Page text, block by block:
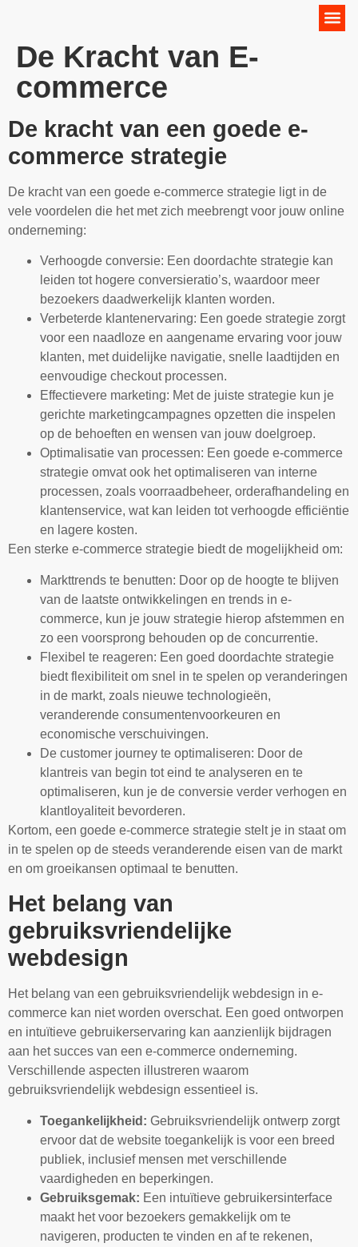
De Kracht van E-
commerce
De kracht van een goede e-
commerce strategie
De kracht van een goede e-commerce strategie ligt in de
vele voordelen die het met zich meebrengt voor jouw online
onderneming:
Verhoogde conversie: Een doordachte strategie kan
leiden tot hogere conversieratio’s, waardoor meer
bezoekers daadwerkelijk klanten worden.
Verbeterde klantenervaring: Een goede strategie zorgt
voor een naadloze en aangename ervaring voor jouw
klanten, met duidelijke navigatie, snelle laadtijden en
eenvoudige checkout processen.
Effectievere marketing: Met de juiste strategie kun je
gerichte marketingcampagnes opzetten die inspelen
op de behoeften en wensen van jouw doelgroep.
Optimalisatie van processen: Een goede e-commerce
strategie omvat ook het optimaliseren van interne
processen, zoals voorraadbeheer, orderafhandeling en
klantenservice, wat kan leiden tot verhoogde efficiëntie
en lagere kosten.
Een sterke e-commerce strategie biedt de mogelijkheid om:
Markttrends te benutten: Door op de hoogte te blijven
van de laatste ontwikkelingen en trends in e-
commerce, kun je jouw strategie hierop afstemmen en
zo een voorsprong behouden op de concurrentie.
Flexibel te reageren: Een goed doordachte strategie
biedt flexibiliteit om snel in te spelen op veranderingen
in de markt, zoals nieuwe technologieën,
veranderende consumentenvoorkeuren en
economische verschuivingen.
De customer journey te optimaliseren: Door de
klantreis van begin tot eind te analyseren en te
optimaliseren, kun je de conversie verder verhogen en
klantloyaliteit bevorderen.
Kortom, een goede e-commerce strategie stelt je in staat om
in te spelen op de steeds veranderende eisen van de markt
en om groeikansen optimaal te benutten.
Het belang van
gebruiksvriendelijke
webdesign
Het belang van een gebruiksvriendelijk webdesign in e-
commerce kan niet worden overschat. Een goed ontworpen
en intuïtieve gebruikerservaring kan aanzienlijk bijdragen
aan het succes van een e-commerce onderneming.
Verschillende aspecten illustreren waarom
gebruiksvriendelijk webdesign essentieel is.
Toegankelijkheid: Gebruiksvriendelijk ontwerp zorgt
ervoor dat de website toegankelijk is voor een breed
publiek, inclusief mensen met verschillende
vaardigheden en beperkingen.
Gebruiksgemak: Een intuïtieve gebruikersinterface
maakt het voor bezoekers gemakkelijk om te
navigeren, producten te vinden en af te rekenen,